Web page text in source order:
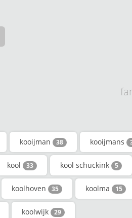
kooijman 38 kooijmans
kool 33 kool schuckink 5
koolhoven 35 koolma 15
koolwijk 29